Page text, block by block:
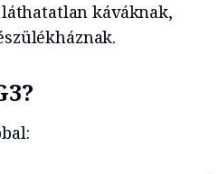
káváknak,